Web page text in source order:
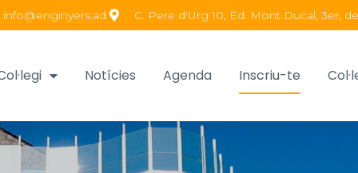
info@enginyers.ad C. Pere d'Urg 10, Ed. Mont Ducal, 3er,
Notícies Agenda Inscriu-te